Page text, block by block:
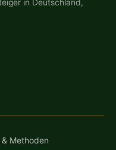
in Deutschland,
& Methoden